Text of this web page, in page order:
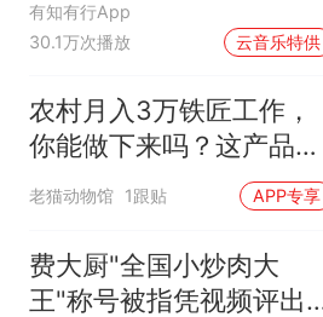
有知有行App
30.1万次播放
云音乐特供
农村月入3万铁匠工作，
你能做下来吗？这产品没
几个人知道其用途！
老猫动物馆 1跟贴 APP专享
费大厨"全国小炒肉大
王"称号被指凭视频评出